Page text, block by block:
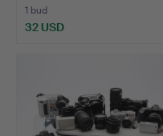
1 bud
32 USD